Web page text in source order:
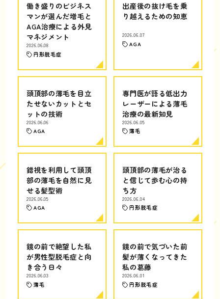
働き盛りのビジネス
マンが選んだ増毛と
AGA治療による外見
マネジメント
2026.06.08
円形脱毛症
出産後の抜け毛を乗
り越えるための知恵
2026.06.07
AGA
頭頂部の薄毛を目立
たせないカットとセ
ットの技術
2026.06.06
AGA
専門医が語る低出力
レーザーによる薄毛
治療の最新知見
2026.06.05
薄毛
錯視を利用して頭頂
部の薄毛を自然に見
せる髪型術
2026.06.05
AGA
頭頂部の薄毛が治る
と信じて歩む心の持
ち方
2026.06.04
円形脱毛症
鏡の前で絶望した私
が男性型脱毛症と向
き合う日々
2026.06.03
薄毛
鏡の前で気づいた前
髪が薄くなってきた
私の葛藤
2026.06.01
円形脱毛症